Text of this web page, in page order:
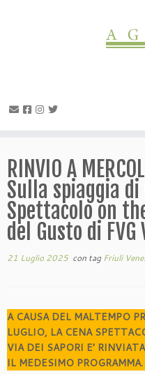
RINVIO A
Sulla spiaggia di
Spettacolo on
del Gusto di
21 Luglio 2025con tagFriuli
A CAUSA DEL MALTEMPO
LUGLIO, LA CENA
VIA DEI SAPORI E’
IL MEDESIMO PROGRAMMA.